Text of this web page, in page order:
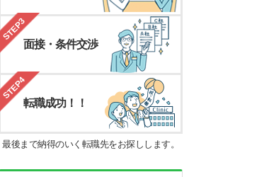
STEP3
面接・条件交渉
STEP4
転職成功！！
最後まで納得のいく転職先をお探しします。